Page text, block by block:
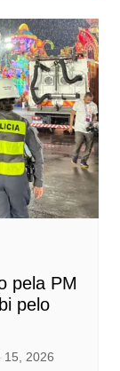
pela PM
pelo
15, 2026